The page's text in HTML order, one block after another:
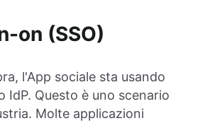
on (SSO)
l'App sociale sta usando
IdP. Questo è uno scenario
Molte applicazioni